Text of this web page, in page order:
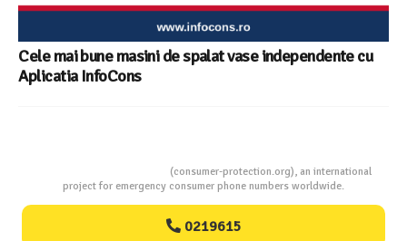
(consumer-protection.org), an international
project for emergency consumer phone numbers worldwide.
0219615